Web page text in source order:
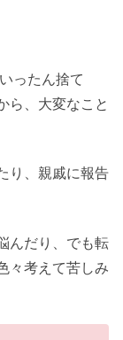
ったん捨て
ら、大変なこと
り、親戚に報告
んだり、でも転
々考えて苦しみ